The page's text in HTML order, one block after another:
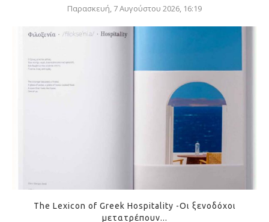
Παρασκευή, 7 Αυγούστου 2026, 16:19
The Lexicon of Greek Hospitality -Οι ξενοδόχοι
μετατρέπουν...